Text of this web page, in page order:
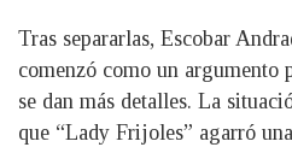
Tras separarlas, Escobar
comenzó como un argumento
se dan más detalles. La
que “Lady Frijoles” agarró